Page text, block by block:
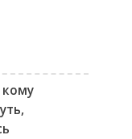
кому